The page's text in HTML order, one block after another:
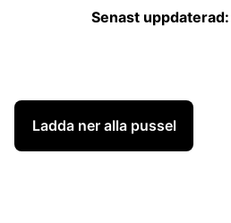
Senast uppdaterad:
Ladda ner alla pussel